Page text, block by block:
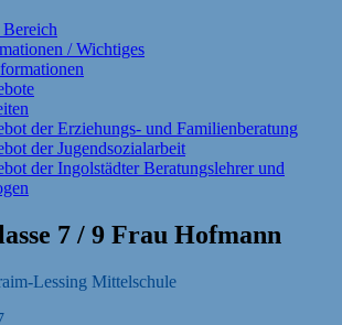
/ Wichtiges
der Erziehungs- und Familienberatung
der Jugendsozialarbeit
der Ingolstädter Beratungslehrer und
7 / 9 Frau Hofmann
Lessing Mittelschule